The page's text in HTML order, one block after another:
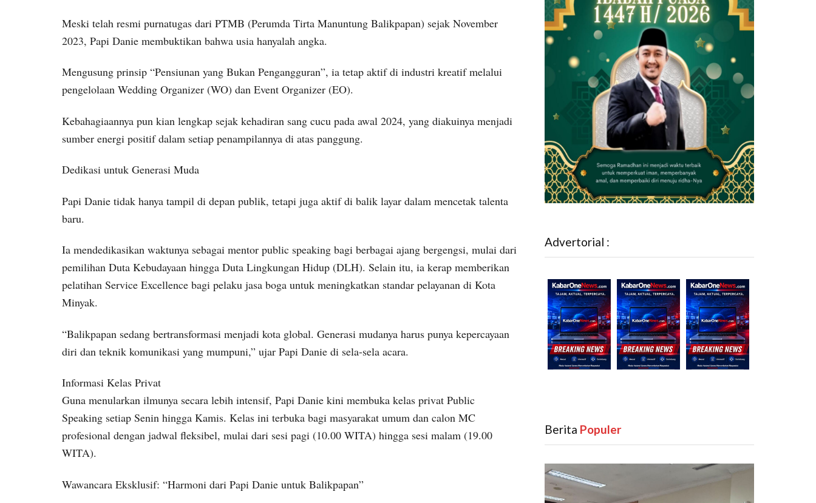
Meski telah resmi purnatugas dari PTMB (Perumda Tirta Manuntung Balikpapan) sejak November
2023, Papi Danie membuktikan bahwa usia hanyalah angka.
Mengusung prinsip “Pensiunan yang Bukan Pengangguran”, ia tetap aktif di industri kreatif melalui
pengelolaan Wedding Organizer (WO) dan Event Organizer (EO).
Kebahagiaannya pun kian lengkap sejak kehadiran sang cucu pada awal 2024, yang diakuinya menjadi
sumber energi positif dalam setiap penampilannya di atas panggung.
Dedikasi untuk Generasi Muda
Papi Danie tidak hanya tampil di depan publik, tetapi juga aktif di balik layar dalam mencetak talenta
baru.
Ia mendedikasikan waktunya sebagai mentor public speaking bagi berbagai ajang bergengsi, mulai dari
pemilihan Duta Kebudayaan hingga Duta Lingkungan Hidup (DLH). Selain itu, ia kerap memberikan
pelatihan Service Excellence bagi pelaku jasa boga untuk meningkatkan standar pelayanan di Kota
Minyak.
“Balikpapan sedang bertransformasi menjadi kota global. Generasi mudanya harus punya kepercayaan
diri dan teknik komunikasi yang mumpuni,” ujar Papi Danie di sela-sela acara.
Informasi Kelas Privat
Guna menularkan ilmunya secara lebih intensif, Papi Danie kini membuka kelas privat Public
Speaking setiap Senin hingga Kamis. Kelas ini terbuka bagi masyarakat umum dan calon MC
profesional dengan jadwal fleksibel, mulai dari sesi pagi (10.00 WITA) hingga sesi malam (19.00
WITA).
Wawancara Eksklusif: “Harmoni dari Papi Danie untuk Balikpapan”
Advertorial :
Berita ‎ Populer